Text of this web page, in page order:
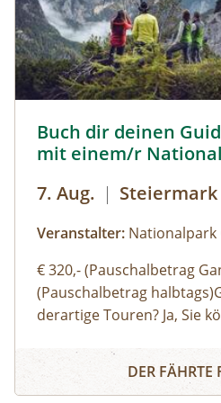
zum Nachthimmel, zur
Tierwelt, die in der Nacht
ist. Begleitet wird die Tour
Naturparkführer, der
Buch dir deinen
mit einem/r
7. Aug. | Steiermark
Veranstalter: Nationalpark
€ 320,- (Pauschalbetrag
(Pauschalbetrag
derartige Touren? Ja, Sie
einen Überblick über
verschaffen. Sie können
Buch dir deinen Guide –
DER FÄHRTE